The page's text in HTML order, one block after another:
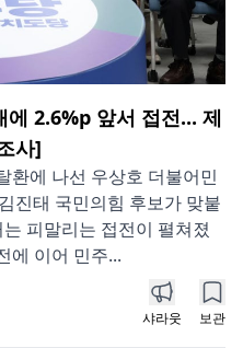
2.6%p 앞서 접전... 제
사]
환에 나선 우상호 더불어민
진태 국민의힘 후보가 맞붙
피말리는 접전이 펼쳐졌
에 이어 민주...
샤라웃 보관